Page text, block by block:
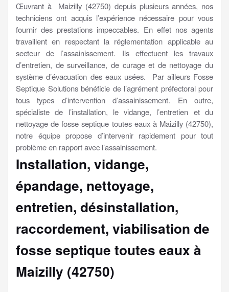
Œuvrant à Maizilly (42750) depuis plusieurs années, nos
techniciens ont acquis l’expérience nécessaire pour vous
fournir des prestations impeccables. En effet nos agents
travaillent en respectant la réglementation applicable au
secteur de l’assainissement. Ils effectuent les travaux
d’entretien, de surveillance, de curage et de nettoyage du
système d’évacuation des eaux usées. Par ailleurs Fosse
Septique Solutions bénéficie de l’agrément préfectoral pour
tous types d’intervention d’assainissement. En outre,
spécialiste de l’installation, le vidange, l’entretien et du
nettoyage de fosse septique toutes eaux à Maizilly (42750),
notre équipe propose d’intervenir rapidement pour tout
problème en rapport avec l’assainissement.
Installation, vidange,
épandage, nettoyage,
entretien, désinstallation,
raccordement, viabilisation de
fosse septique toutes eaux à
Maizilly (42750)